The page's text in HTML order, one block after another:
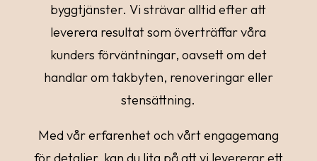
byggtjänster. Vi strävar alltid efter att
leverera resultat som överträffar våra
kunders förväntningar, oavsett om det
handlar om takbyten, renoveringar eller
stensättning.
Med vår erfarenhet och vårt engagemang
för detaljer, kan du lita på att vi levererar ett